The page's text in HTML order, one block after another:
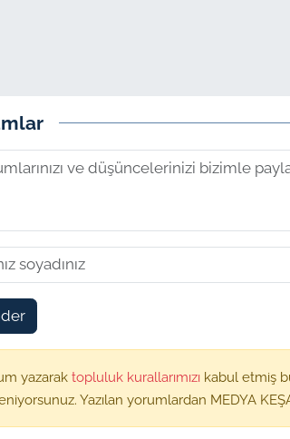
yazarak topluluk kurallarımızı kabul etmiş
Yazılan yorumlardan MEDYA